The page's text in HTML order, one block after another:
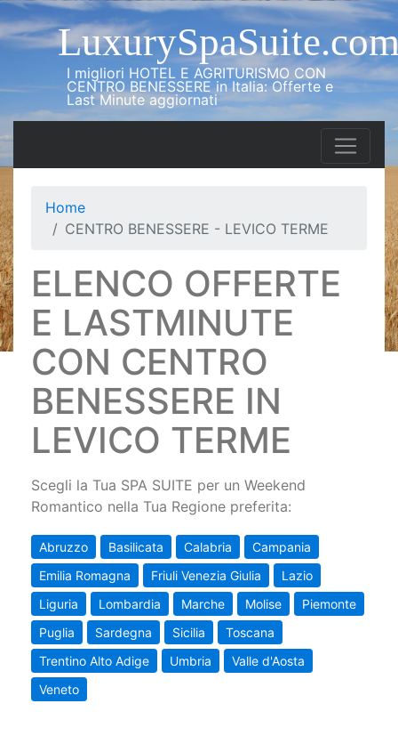
I migliori HOTEL E AGRITURISMO CON
CENTRO BENESSERE in Italia: Offerte e
Last Minute aggiornati
Home
CENTRO BENESSERE - LEVICO TERME
ELENCO OFFERTE
E LASTMINUTE
CON CENTRO
BENESSERE IN
LEVICO TERME
Scegli la Tua SPA SUITE per un Weekend
Romantico nella Tua Regione preferita:
Abruzzo Basilicata Calabria
Campania
Emilia Romagna
Friuli Venezia Giulia
Lazio
Liguria
Lombardia Marche Molise
Piemonte
Puglia
Sardegna Sicilia
Toscana
Trentino Alto Adige
Umbria
Valle d'Aosta
Veneto